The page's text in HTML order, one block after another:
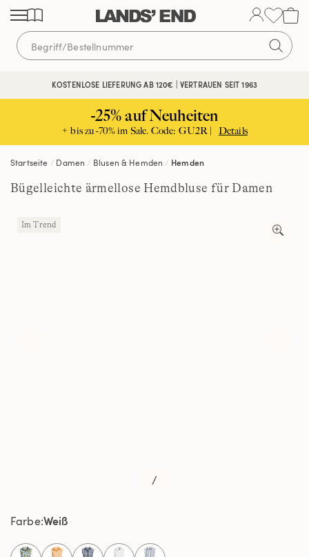
Direkt
zum
Inhalt
Direkt
zur
Navigation
Direkt
zur
Suche
KOSTENLOSE LIEFERUNG AB 120€ | VERTRAUEN SEIT 1963
-25% auf Neuheiten
+ bis zu -70% im Sale. Code: GU2R | Details
Startseite Damen Blusen & Hemden Hemden
Bügelleichte ärmellose Hemdbluse für Damen
/
FarbeWeiß